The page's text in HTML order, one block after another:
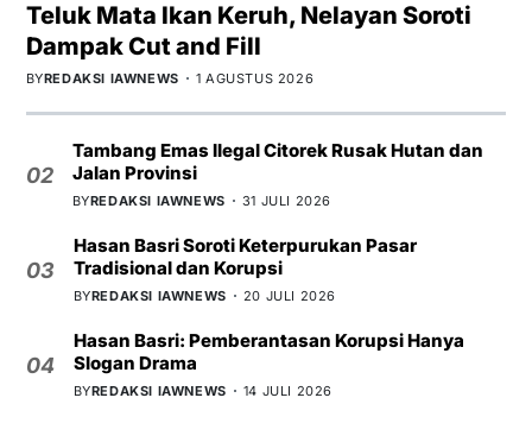
Teluk Mata Ikan Keruh, Nelayan Soroti
Dampak Cut and Fill
BYREDAKSI IAWNEWS 1 AGUSTUS 2026
02
Tambang Emas Ilegal Citorek Rusak Hutan dan
Jalan Provinsi
BYREDAKSI IAWNEWS 31 JULI 2026
03
Hasan Basri Soroti Keterpurukan Pasar
Tradisional dan Korupsi
BYREDAKSI IAWNEWS 20 JULI 2026
04
Hasan Basri: Pemberantasan Korupsi Hanya
Slogan Drama
BYREDAKSI IAWNEWS 14 JULI 2026